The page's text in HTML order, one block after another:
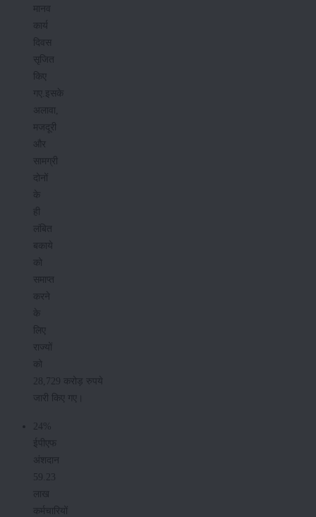
मानव
कार्य
दिवस
सृजित
किए
गए.इसके
अलावा,
मजदूरी
और
सामग्री
दोनों
के
ही
लंबित
बकाये
को
समाप्त
करने
के
लिए
राज्यों
को
28,729 करोड़ रुपये
जारी किए गए।
24%
ईपीएफ
अंशदान
59.23
लाख
कर्मचारियों